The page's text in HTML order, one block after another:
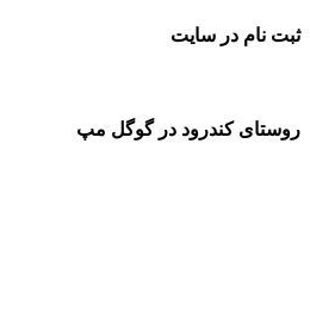
ثبت نام در سایت
روستای کندرود در گوگل مپ